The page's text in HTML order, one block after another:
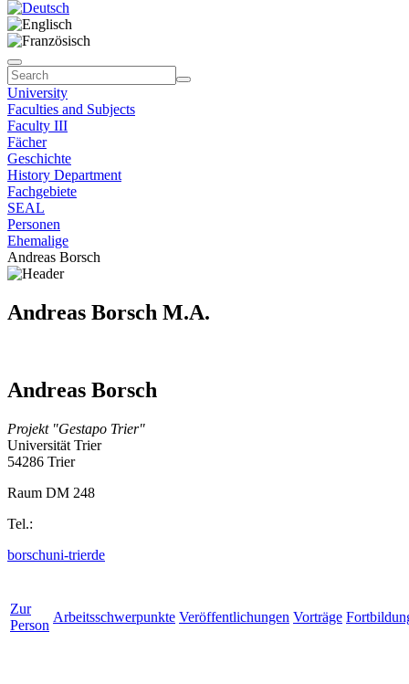
University
Faculties and Subjects
Faculty III
Fächer
Geschichte
History Department
Fachgebiete
SEAL
Personen
Ehemalige
Andreas Borsch
Andreas Borsch M.A.
Andreas Borsch
Projekt "Gestapo Trier"
Universität Trier
54286 Trier
Raum DM 248
Tel.:
borschuni-trierde
Zur
Person
Arbeitsschwerpunkte Veröffentlichungen Vorträge